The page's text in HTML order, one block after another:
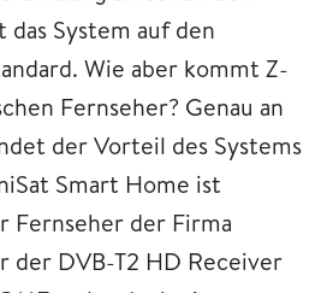
System auf den
Wie aber kommt Z-
Fernseher? Genau an
der Vorteil des Systems
Smart Home ist
Fernseher der Firma
der DVB-T2 HD Receiver